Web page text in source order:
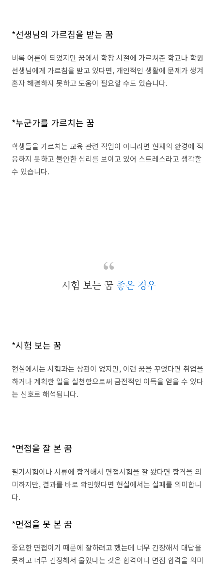
*선생님의 가르침을 받는 꿈
비록 어른이 되었지만 꿈에서 학창 시절에 가르쳐준 학교나 학원
선생님에게 가르침을 받고 있다면, 개인적인 생활에 문제가 생겨
혼자 해결하지 못하고 도움이 필요할 수도 있습니다.
*누군가를 가르치는 꿈
학생들을 가르치는 교육 관련 직업이 아니라면 현재의 환경에 적
응하지 못하고 불안한 심리를 보이고 있어 스트레스라고 생각할
수 있습니다.
시험 보는 꿈 좋은 경우
*시험 보는 꿈
현실에서는 시험과는 상관이 없지만, 이런 꿈을 꾸었다면 취업을
하거나 계획한 일을 실천함으로써 금전적인 이득을 얻을 수 있다
는 신호로 해석됩니다.
*면접을 잘 본 꿈
필기시험이나 서류에 합격해서 면접시험을 잘 봤다면 합격을 의
미하지만, 결과를 바로 확인했다면 현실에서는 실패를 의미합니
다.
*면접을 못 본 꿈
중요한 면접이기 때문에 잘하려고 했는데 너무 긴장해서 대답을
못하고 너무 긴장해서 울었다는 것은 합격이나 면접 합격을 의미